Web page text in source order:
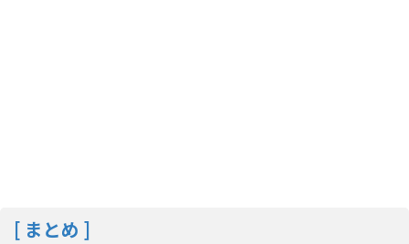
[ まとめ ]